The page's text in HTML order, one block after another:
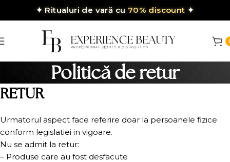
✦ Ritualuri de vară cu 70% discount ✦
Politică de retur
RETUR
Urmatorul aspect face referire doar la persoanele fizice
conform legislatiei in vigoare.
Nu se admit la retur:
– Produse care au fost desfacute